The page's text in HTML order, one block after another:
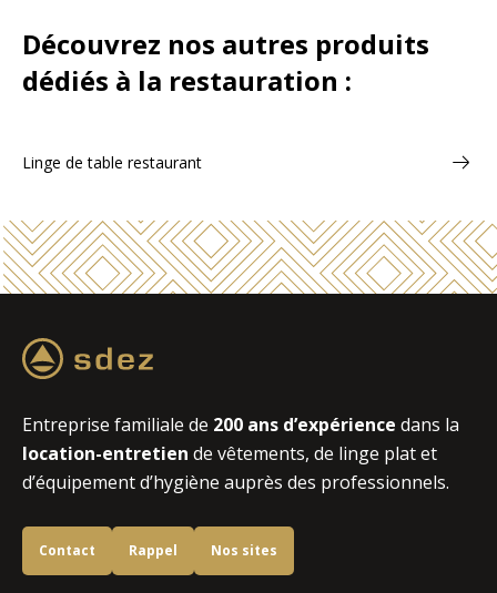
Découvrez nos autres produits
dédiés à la restauration :
Linge de table restaurant
Entreprise familiale de 200 ans d’expérience dans la
location-entretien de vêtements, de linge plat et
d’équipement d’hygiène auprès des professionnels.
Contact Rappel Nos sites